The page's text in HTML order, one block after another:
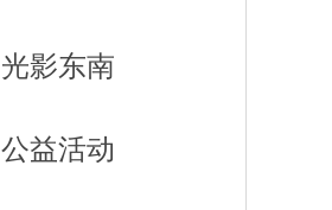
光影东南
公益活动